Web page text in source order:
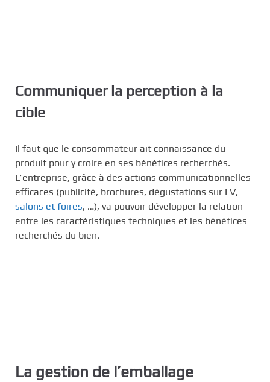
Communiquer la perception à la
cible
Il faut que le consommateur ait connaissance du
produit pour y croire en ses bénéfices recherchés.
L’entreprise, grâce à des actions communicationnelles
efficaces (publicité, brochures, dégustations sur LV,
salons et foires, …), va pouvoir développer la relation
entre les caractéristiques techniques et les bénéfices
recherchés du bien.
La gestion de l’emballage